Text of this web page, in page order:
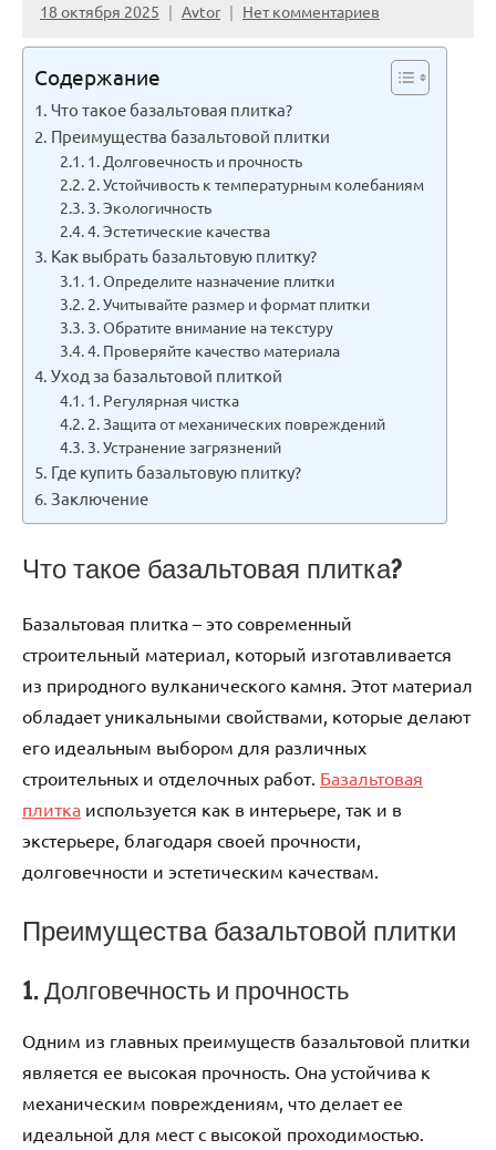
18 октября 2025 Avtor Нет комментариев
Содержание
Что такое базальтовая плитка?
Преимущества базальтовой плитки
1. Долговечность и прочность
2. Устойчивость к температурным колебаниям
3. Экологичность
4. Эстетические качества
Как выбрать базальтовую плитку?
1. Определите назначение плитки
2. Учитывайте размер и формат плитки
3. Обратите внимание на текстуру
4. Проверяйте качество материала
Уход за базальтовой плиткой
1. Регулярная чистка
2. Защита от механических повреждений
3. Устранение загрязнений
Где купить базальтовую плитку?
Заключение
Что такое базальтовая плитка?
Базальтовая плитка – это современный
строительный материал, который изготавливается
из природного вулканического камня. Этот материал
обладает уникальными свойствами, которые делают
его идеальным выбором для различных
строительных и отделочных работ. Базальтовая
плитка используется как в интерьере, так и в
экстерьере, благодаря своей прочности,
долговечности и эстетическим качествам.
Преимущества базальтовой плитки
1. Долговечность и прочность
Одним из главных преимуществ базальтовой плитки
является ее высокая прочность. Она устойчива к
механическим повреждениям, что делает ее
идеальной для мест с высокой проходимостью.